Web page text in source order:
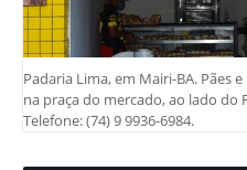
Padaria Lima, em Mairi-BA. Pães
na praça do mercado, ao lado do
Telefone: (74) 9 9936-6984.